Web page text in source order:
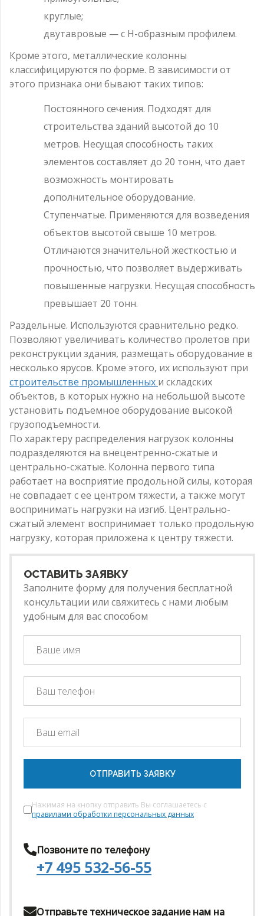
круглые;
двутавровые — с Н-образным профилем.
Кроме этого, металлические колонны
классифицируются по форме. В зависимости от
этого признака они бывают таких типов:
Постоянного сечения. Подходят для
строительства зданий высотой до 10
метров. Несущая способность таких
элементов составляет до 20 тонн, что дает
возможность монтировать
дополнительное оборудование.
Ступенчатые. Применяются для возведения
объектов высотой свыше 10 метров.
Отличаются значительной жесткостью и
прочностью, что позволяет выдерживать
повышенные нагрузки. Несущая способность
превышает 20 тонн.
Раздельные. Используются сравнительно редко.
Позволяют увеличивать количество пролетов при
реконструкции здания, размещать оборудование в
несколько ярусов. Кроме этого, их используют при
строительстве промышленных и складских
объектов, в которых нужно на небольшой высоте
установить подъемное оборудование высокой
грузоподъемности.
По характеру распределения нагрузок колонны
подразделяются на внецентренно-сжатые и
центрально-сжатые. Колонна первого типа
работает на восприятие продольной силы, которая
не совпадает с ее центром тяжести, а также могут
воспринимать нагрузки на изгиб. Центрально-
сжатый элемент воспринимает только продольную
нагрузку, которая приложена к центру тяжести.
ОСТАВИТЬ ЗАЯВКУ
Заполните форму для получения бесплатной
консультации или свяжитесь с нами любым
удобным для вас способом
ОТПРАВИТЬ ЗАЯВКУ
Нажимая на кнопку отправить Вы соглашаетесь с
правилами обработки персональных данных
Позвоните по телефону
+7 495 532-56-55
Отправьте техническое задание нам на